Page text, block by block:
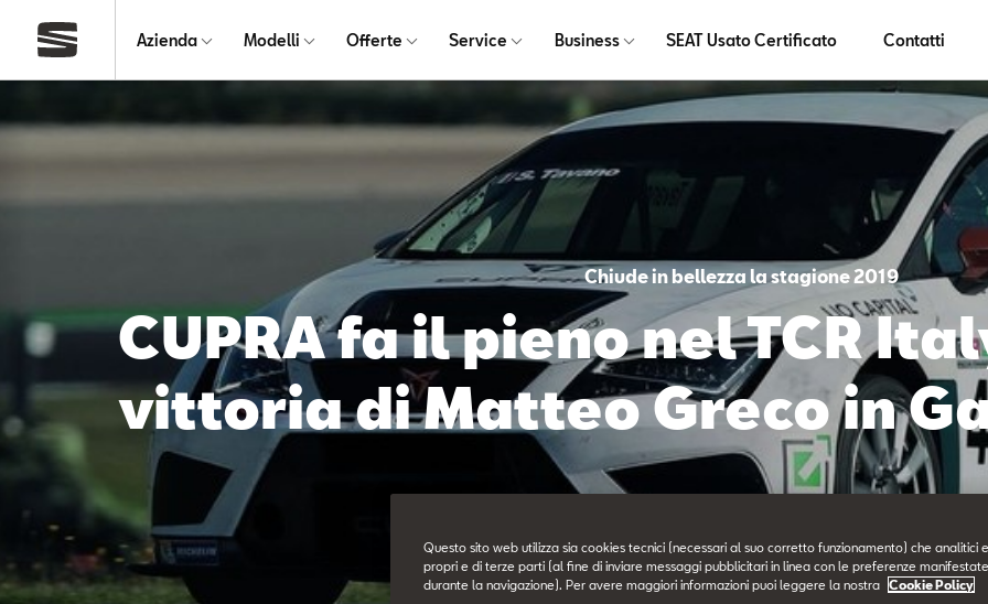
Azienda Modelli Offerte Service Business SEAT Usato Certificato Contatti
Chiude in bellezza la stagione 2019
CUPRA fa il pieno nel TCR
vittoria di Matteo Greco in
Questo sito web utilizza sia cookies tecnici (necessari al suo corretto funzionamento) che analitici
propri e di terze parti (al fine di inviare messaggi pubblicitari in linea con le preferenze
durante la navigazione). Per avere maggiori informazioni puoi leggere la nostra
Cookie Policy